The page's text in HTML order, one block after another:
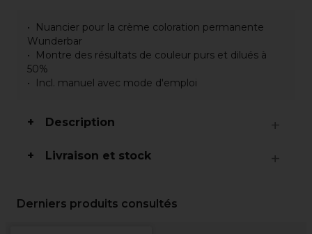
Nuancier pour la crème coloration permanente
Wunderbar
Montre des résultats de couleur purs et dilués à
50%
Incl. manuel avec mode d'emploi
Description
Livraison et stock
Derniers produits consultés